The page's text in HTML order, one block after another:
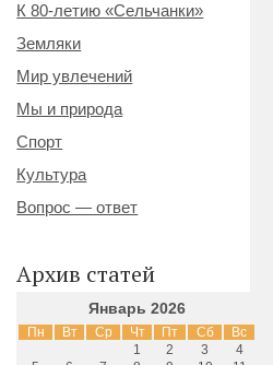
К 80-летию «Сельчанки»
Земляки
Мир увлечений
Мы и природа
Спорт
Культура
Вопрос — ответ
Архив статей
Январь 2026
Пн Вт Ср Чт Пт Сб Вс
1 2 3
4